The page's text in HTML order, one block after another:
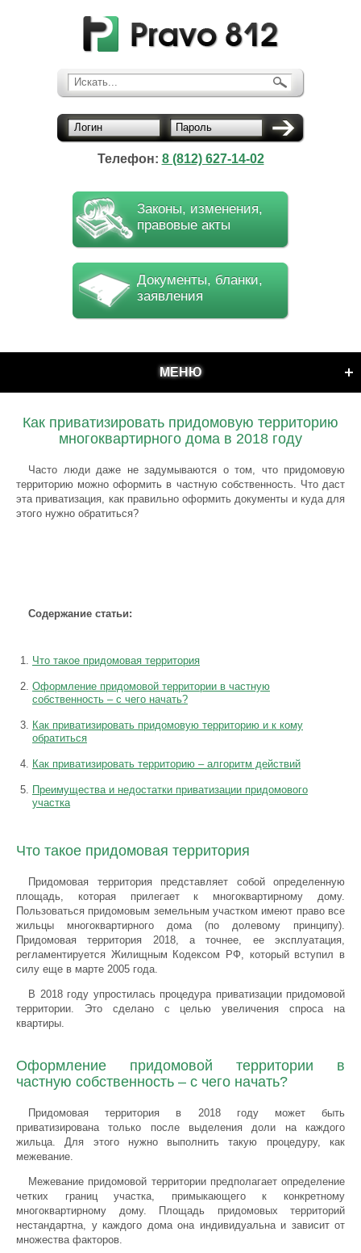
Искать...
Логин Пароль
Телефон: 8 (812) 627-14-02
Законы, изменения,
правовые акты
Документы, бланки,
заявления
МЕНЮ
Как приватизировать придомовую территорию
многоквартирного дома в 2018 году
Часто люди даже не задумываются о том, что придомовую
территорию можно оформить в частную собственность. Что даст
эта приватизация, как правильно оформить документы и куда для
этого нужно обратиться?
Содержание статьи:
Что такое придомовая территория
Оформление придомовой территории в частную
собственность – с чего начать?
Как приватизировать придомовую территорию и к кому
обратиться
Как приватизировать территорию – алгоритм действий
Преимущества и недостатки приватизации придомового
участка
Что такое придомовая территория
Придомовая территория представляет собой определенную
площадь, которая прилегает к многоквартирному дому.
Пользоваться придомовым земельным участком имеют право все
жильцы многоквартирного дома (по долевому принципу).
Придомовая территория 2018, а точнее, ее эксплуатация,
регламентируется Жилищным Кодексом РФ, который вступил в
силу еще в марте 2005 года.
В 2018 году упростилась процедура приватизации придомовой
территории. Это сделано с целью увеличения спроса на
квартиры.
Оформление придомовой территории в
частную собственность – с чего начать?
Придомовая территория в 2018 году может быть
приватизирована только после выделения доли на каждого
жильца. Для этого нужно выполнить такую процедуру, как
межевание.
Межевание придомовой территории предполагает определение
четких границ участка, примыкающего к конкретному
многоквартирному дому. Площадь придомовых территорий
нестандартна, у каждого дома она индивидуальна и зависит от
множества факторов.